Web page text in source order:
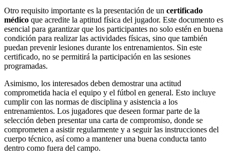
Otro requisito importante es la presentación de un certificado
médico que acredite la aptitud física del jugador. Este documento es
esencial para garantizar que los participantes no solo estén en buena
condición para realizar las actividades físicas, sino que también
puedan prevenir lesiones durante los entrenamientos. Sin este
certificado, no se permitirá la participación en las sesiones
programadas.
Asimismo, los interesados deben demostrar una actitud
comprometida hacia el equipo y el fútbol en general. Esto incluye
cumplir con las normas de disciplina y asistencia a los
entrenamientos. Los jugadores que deseen formar parte de la
selección deben presentar una carta de compromiso, donde se
comprometen a asistir regularmente y a seguir las instrucciones del
cuerpo técnico, así como a mantener una buena conducta tanto
dentro como fuera del campo.